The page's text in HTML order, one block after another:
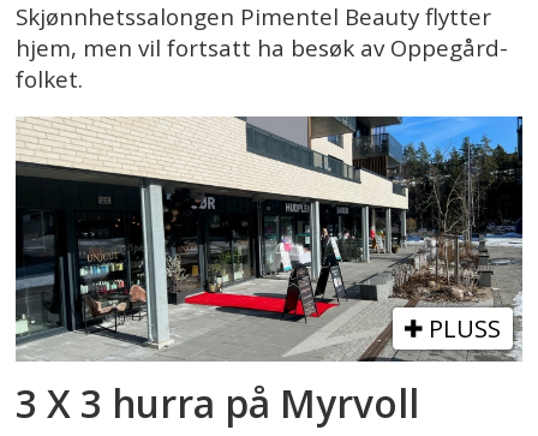
Skjønnhetssalongen Pimentel Beauty flytter
hjem, men vil fortsatt ha besøk av Oppegård-
folket.
PLUSS
3 X 3 hurra på Myrvoll